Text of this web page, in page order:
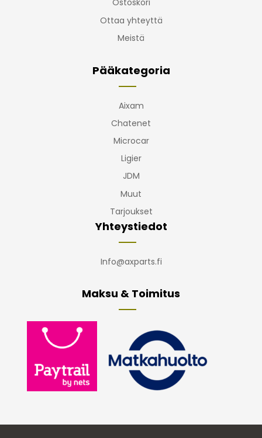
Ostoskori
Ottaa yhteyttä
Meistä
Pääkategoria
Aixam
Chatenet
Microcar
Ligier
JDM
Muut
Tarjoukset
Yhteystiedot
Info@axparts.fi
Maksu & Toimitus